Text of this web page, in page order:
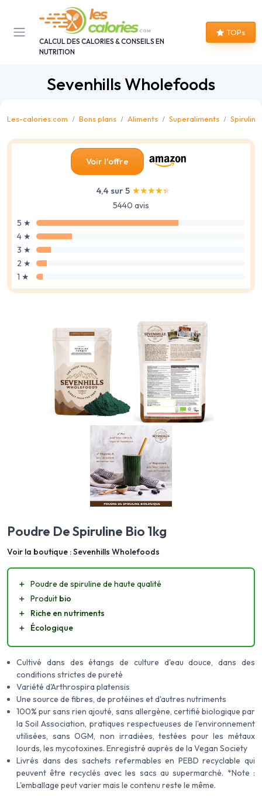
CALCUL DES CALORIES & CONSEILS EN
NUTRITION
TOPs
Sevenhills Wholefoods
Les-calories.com Bons plans Aliments Superaliments Spiruline
Voir l'offre
4,4 sur 5 ★★★★★
★★★★★
5440 avis
5 ★
4 ★
3 ★
2 ★
1 ★
Poudre De Spiruline Bio 1kg
Voir la boutique :Sevenhills Wholefoods
＋ Poudre de spiruline de haute qualité
＋ Produit bio
＋
Riche en nutriments
＋
Écologique
Cultivé dans des étangs de culture d'eau douce, dans des
conditions strictes de pureté
Variété d'Arthrospira platensis
Une source de fibres, de protéines et d'autres nutriments
100% pur sans rien ajouté, sans allergène, certifié biologique par
la Soil Association, pratiques respectueuses de l'environnement
utilisées, sans OGM, non irradiées, testées pour les métaux
lourds, les mycotoxines. Enregistré auprès de la Vegan Society
Livrés dans des sachets refermables en PEBD recyclable qui
peuvent être recyclés avec les sacs au supermarché. *Note :
L'emballage peut varier mais le contenu reste le même.
Panneau de gestion des cookies